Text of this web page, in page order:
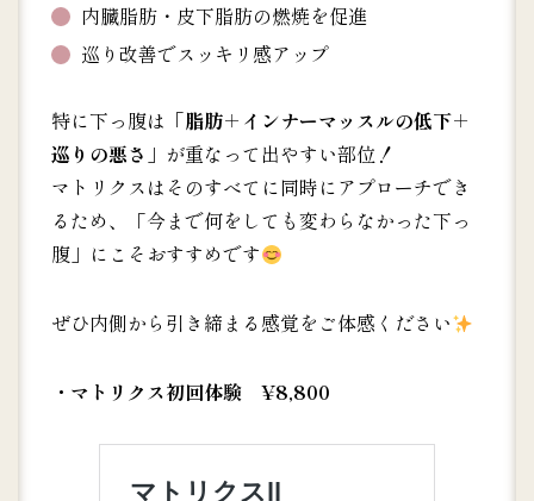
内臓脂肪・皮下脂肪の燃焼を促進
巡り改善でスッキリ感アップ
特に下っ腹は 「脂肪＋インナーマッスルの低下＋
巡りの悪さ」 が重なって出やすい部位！
マトリクスはそのすべてに同時にアプローチでき
るため、「今まで何をしても変わらなかった下っ
腹」にこそおすすめです
ぜひ内側から引き締まる感覚をご体感ください
・マトリクス初回体験 ¥8,800